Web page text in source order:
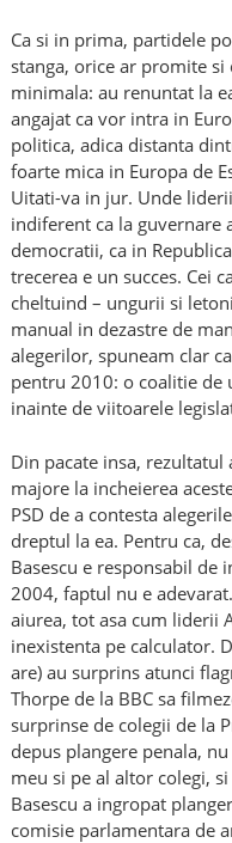
Ca si in prima, partidele
stanga, orice ar promite
minimala: au renuntat la
angajat ca vor intra in
politica, adica distanta
foarte mica in Europa de
Uitati-va in jur. Unde
indiferent ca la guvernare
democratii, ca in
trecerea e un succes. Cei
cheltuind – ungurii si
manual in dezastre de
alegerilor, spuneam clar
pentru 2010: o coalitie de
inainte de viitoarele
Din pacate insa,
majore la incheierea
PSD de a contesta
dreptul la ea. Pentru ca,
Basescu e responsabil de
2004, faptul nu e
aiurea, tot asa cum liderii
inexistenta pe calculator.
are) au surprins atunci
Thorpe de la BBC sa
surprinse de colegii de la
depus plangere penala,
meu si pe al altor colegi,
Basescu a ingropat
comisie parlamentara de